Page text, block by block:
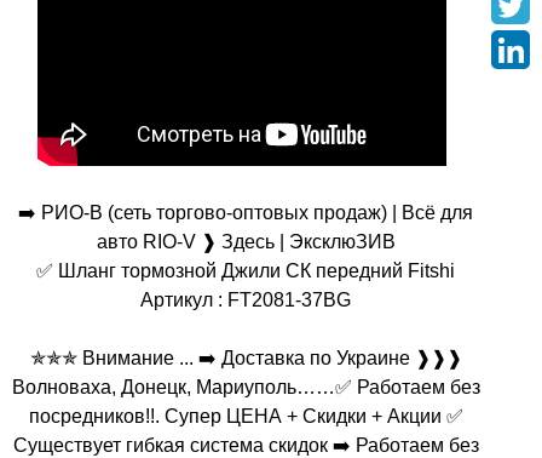
➡️ РИО-В (сеть торгово-оптовых продаж) | Всё для
авто RIO-V ❱ Здесь | ЭксклюЗИВ
✅ Шланг тормозной Джили СК передний Fitshi
Артикул : FT2081-37BG
✯✯✯ Внимание ... ➡️ Доставка по Украине ❱❱❱
Волноваха, Донецк, Мариуполь……✅ Работаем без
посредников!!. Супер ЦЕНА + Скидки + Акции ✅
Существует гибкая система скидок ➡️ Работаем без